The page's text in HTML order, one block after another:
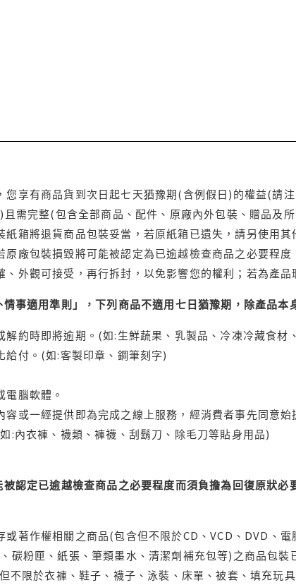
您享有商品貨到次日起七天猶豫期(含例假日)的權益(請
需完整(包含全部商品、配件、原廠內外包裝、贈品及
紙箱將退貨商品包裝妥當，若原紙箱已遺失，請另使用
原廠包裝損毀將可能被認定為已逾越檢查商品之必要程
、外觀可接受，再行拆封，以免影響您的權利；若為產
事適用準則」，下列商品不適用七日猶豫期，除產品本
解約時即將逾期。(如:生鮮蔬果、乳製品、冷凍冷藏食材
給付。(如:客製印章、鋼筆刻字)
腦軟體。
容或一經提供即為完成之線上服務，經消費者事先同意
:內衣褲、襪類、褲襪、刮鬍刀、除毛刀等貼身用品)
認定已逾越檢查商品之必要程度而須負擔為回復原狀
或著作權相關之商品(包含但不限於CD、VCD、DVD、
碳粉匣、紙張、筆類墨水、清潔劑補充包等)之商品包
不限於衣褲、鞋子、襪子、泳裝、床單、被套、填充玩